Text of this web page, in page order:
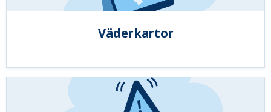
Väderkartor